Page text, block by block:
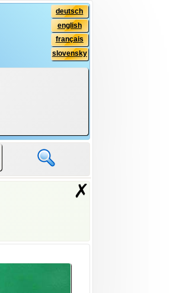
deutsch
english
français
slovensky
✗